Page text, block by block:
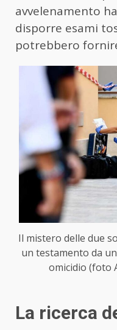
avvelenamento
disporre esami
potrebbero
Il mistero delle due
un testamento da
omicidio (foto
La ricerca